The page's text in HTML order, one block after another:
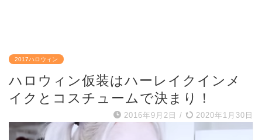
2017ハロウィン
ハロウィン仮装はハーレイクインメ
イクとコスチュームで決まり！
2016年9月2日 / 2020年1月30日